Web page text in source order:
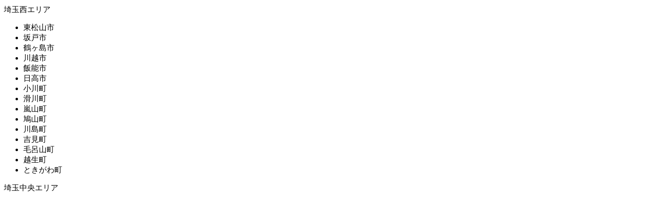
埼玉西エリア
東松山市
坂戸市
鶴ヶ島市
川越市
飯能市
日高市
小川町
滑川町
嵐山町
鳩山町
川島町
吉見町
毛呂山町
越生町
ときがわ町
埼玉中央エリア